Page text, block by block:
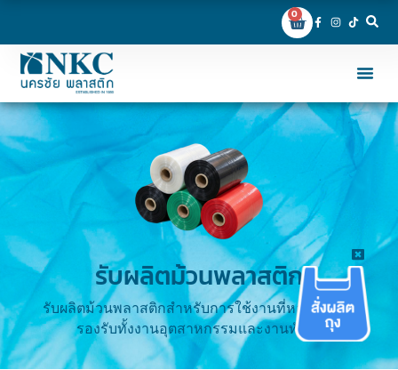
0
รับผลิตม้วนพลาสติก​
รับผลิตม้วนพลาสติกสำหรับการใช้งานที่หลากหลาย
รองรับทั้งงานอุตสาหกรรมและงานทั่วไป